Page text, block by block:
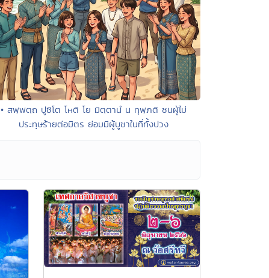
• สพฺพตฺถ ปูชิโต โหติ โย มิตฺตานํ น ทุพฺภติ ชนผู้ไม่
ประทุษร้ายต่อมิตร ย่อมมีผู้บูชาในที่ทั้งปวง